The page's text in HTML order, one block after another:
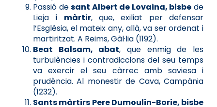
Passió desant Albert de Lovaina, bisbe de
Lieja i màrtir, que, exiliat per defensar
l’Església, el mateix any, allà, va ser ordenat i
martiritzat. A Reims, Gàl·lia (1192).
Beat Balsam, abat, que enmig de les
turbulències i contradiccions del seu temps
va exercir el seu càrrec amb saviesa i
prudència. Al monestir de Cava, Campània
(1232).
Sants màrtirs Pere Dumoulin-Borie, bisbe